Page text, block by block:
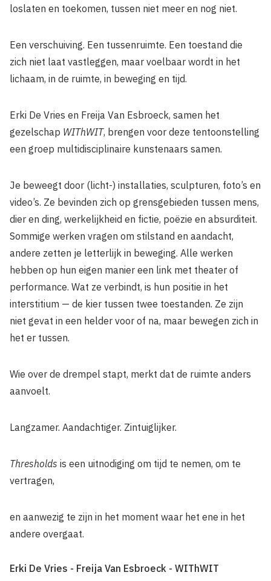
loslaten en toekomen, tussen niet meer en nog niet.
Een verschuiving. Een tussenruimte. Een toestand die
zich niet laat vastleggen, maar voelbaar wordt in het
lichaam, in de ruimte, in beweging en tijd.
Erki De Vries en Freija Van Esbroeck, samen het
gezelschap WIThWIT, brengen voor deze tentoonstelling
een groep multidisciplinaire kunstenaars samen.
Je beweegt door (licht-) installaties, sculpturen, foto’s en
video’s. Ze bevinden zich op grensgebieden tussen mens,
dier en ding, werkelijkheid en fictie, poëzie en absurditeit.
Sommige werken vragen om stilstand en aandacht,
andere zetten je letterlijk in beweging. Alle werken
hebben op hun eigen manier een link met theater of
performance. Wat ze verbindt, is hun positie in het
interstitium — de kier tussen twee toestanden. Ze zijn
niet gevat in een helder voor of na, maar bewegen zich in
het er tussen.
Wie over de drempel stapt, merkt dat de ruimte anders
aanvoelt.
Langzamer. Aandachtiger. Zintuiglijker.
Thresholds is een uitnodiging om tijd te nemen, om te
vertragen,
en aanwezig te zijn in het moment waar het ene in het
andere overgaat.
Erki De Vries - Freija Van Esbroeck - WIThWIT